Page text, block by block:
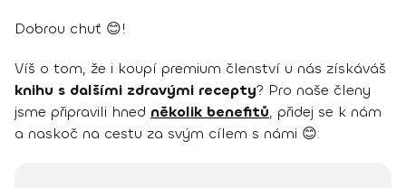
Dobrou chuť 😊!
Víš o tom, že i koupí premium členství u nás získáváš
knihu s dalšími zdravými recepty? Pro naše členy
jsme připravili hned několik benefitů, přidej se k nám
a naskoč na cestu za svým cílem s námi 😊: